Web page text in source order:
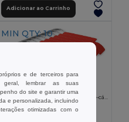
Adicionar ao Carrinho
MIN QTY: 10
4,70 €
Pack de 10 Egotier 93151
+5 CORES
e de terceiros para
geral, lembrar as suas
do site e garantir uma
e personalizada, incluindo
otimizadas com o